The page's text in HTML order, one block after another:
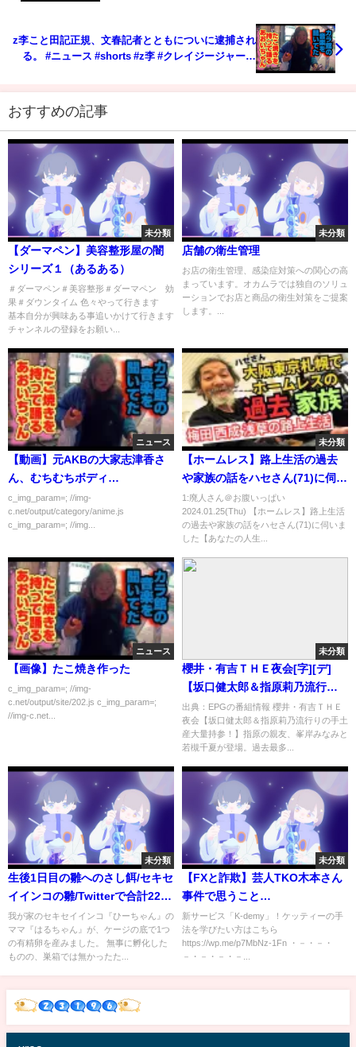
z李こと田記正規、文春記者とともについに逮捕され
る。 #ニュース #shorts #z李 #クレイジージャーニ
おすすめの記事
未分類
【ダーマペン】美容整形屋の闇
シリーズ１（あるある）
＃ダーマペン＃美容整形＃ダーマペン 効
果＃ダウンタイム 色々やって行きます
基本自分が興味ある事追いかけて行きます
チャンネルの登録をお願い...
未分類
店舗の衛生管理
お店の衛生管理、感染症対策への関心の高
まっています。オカムラでは独自のソリュ
ーションでお店と商品の衛生対策をご提案
します。...
ニュース
【動画】元AKBの大家志津香さ
ん、むちむちボディ
（B96W93H104）になっていた
c_img_param=; //img-
c.net/output/category/anime.js
c_img_param=; //img...
未分類
【ホームレス】路上生活の過去
や家族の話をハセさん(71)に伺い
ました【あなたの人生教えてく
ださい】
1:廃人さん＠お腹いっぱい
2024.01.25(Thu) 【ホームレス】路上生活
の過去や家族の話をハセさん(71)に伺いま
した【あなたの人生...
ニュース
【画像】たこ焼き作った
c_img_param=; //img-
c.net/output/site/202.js c_img_param=;
//img-c.net...
未分類
櫻井・有吉ＴＨＥ夜会[字][デ]
【坂口健太郎＆指原莉乃流行り
の手土産大量持参！】 …の番組
内容解析まとめ
出典：EPGの番組情報 櫻井・有吉ＴＨＥ
夜会【坂口健太郎＆指原莉乃流行りの手土
産大量持参！】指原の親友、峯岸みなみと
若槻千夏が登場。過去最多...
未分類
生後1日目の雛へのさし餌/セキセ
イインコの雛/Twitterで合計22万
回再生された動画のまとめ
我が家のセキセイインコ『ひーちゃん』の
ママ『はるちゃん』が、ケージの底で1つ
の有精卵を産みました。 無事に孵化した
ものの、巣箱では無かったた...
未分類
【FXと詐欺】芸人TKO木本さん
事件で思うこと…
新サービス「K-demy」！ケッティーの手
法を学びたい方はこちら
https://wp.me/p7MbNz-1Fn ・－・－・
－・－・－・－...